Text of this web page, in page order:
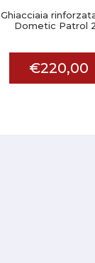
Ghiacciaia
Dometic Patrol
€220,00